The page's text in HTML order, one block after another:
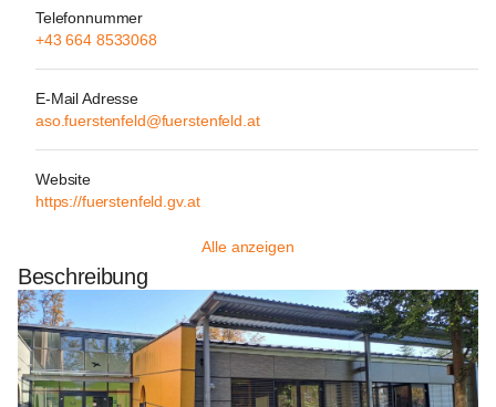
Telefonnummer
+43 664 8533068
E-Mail Adresse
aso.fuerstenfeld@fuerstenfeld.at
Website
https://fuerstenfeld.gv.at
Alle anzeigen
Beschreibung